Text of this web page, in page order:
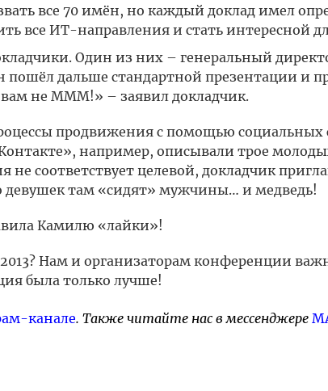
все 70 имён, но каждый доклад имел
все ИТ-направления и стать интересной
Один из них – генеральный
дальше стандартной презентации и
вам не МММ!» – заявил докладчик.
продвижения с помощью социальных
например, описывали трое
не соответствует целевой, докладчик
девушек там «сидят» мужчины… и медведь!
Камилю «лайки»!
Нам и организаторам конференции
была только лучше!
канале. Также читайте нас в мессенджере